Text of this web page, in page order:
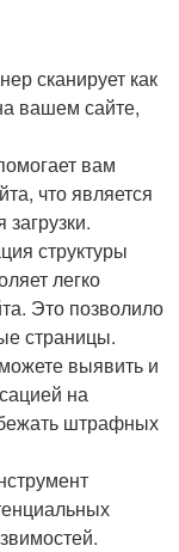
сканирует как
вашем сайте,
вам
что является
структуры
легко
Это позволило
страницы.
выявить и
на
штрафных